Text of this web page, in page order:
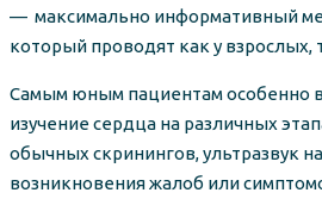
— максимально информативный
который проводят как у взрослых,
Самым юным пациентам особенно
изучение сердца на различных
обычных скринингов, ультразвук
возникновения жалоб или